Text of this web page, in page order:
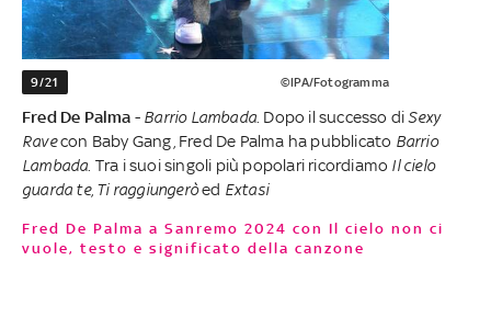
9/21 ©IPA/Fotogramma
Fred De Palma - Barrio Lambada . Dopo il successo diSexy
Ravecon Baby Gang, Fred De Palma ha pubblicato Barrio
Lambada . Tra i suoi singoli più popolari ricordiamo Il cielo
guarda te, Ti raggiungeròed Extasi
Fred De Palma a Sanremo 2024 con Il cielo non ci
vuole, testo e significato della canzone